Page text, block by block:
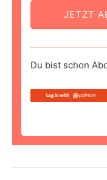
JETZT
Du bist schon